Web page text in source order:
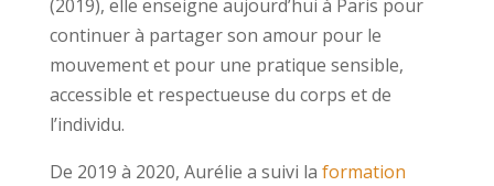
(2019), elle enseigne aujourd’hui à Paris pour
continuer à partager son amour pour le
mouvement et pour une pratique sensible,
accessible et respectueuse du corps et de
l’individu.
De 2019 à 2020, Aurélie a suivi la formation